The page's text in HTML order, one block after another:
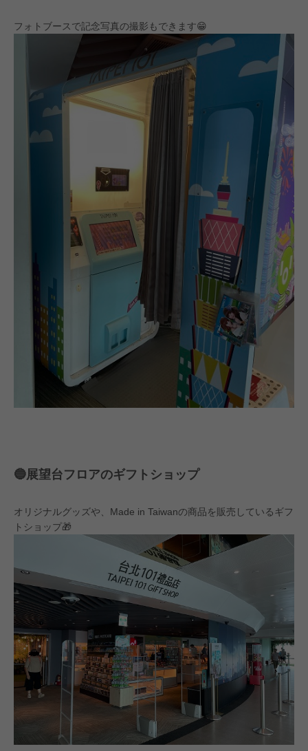
フォトブースで記念写真の撮影もできます😁
🔵展望台フロアのギフトショップ
オリジナルグッズや、Made in Taiwanの商品を販売しているギフ
トショップ🎁